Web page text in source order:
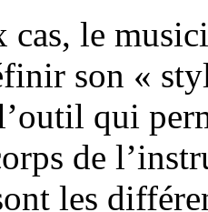
cas, le
son «
qui
de
les